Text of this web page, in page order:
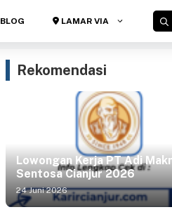
BLOG LAMAR VIA
Rekomendasi
Lowongan Kerja PT Adi
Sentosa Cianjur 2026
24 Juni 2026